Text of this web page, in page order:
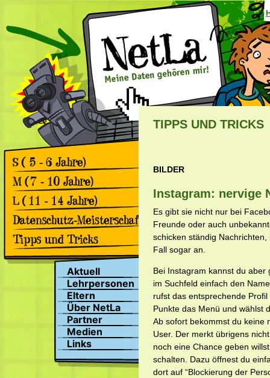
Games
Comics
Games
Comics
Games
Comics
Rückblick 2. Datenschutz-
Meisterschaft
Rückblick 1. Datenschutz-
Meisterschaft
Apps & Facebook
Surfen
Suchen
Aktuell
Lehrpersonen
Eltern
Über NetLa
Partner
Medien
Links
TIPPS UND TRICKS
BILDER
Instagram: nervige
Es gibt sie nicht nur bei
Freunde oder auch
schicken ständig
Fall sogar an.
Bei Instagram kannst du
im Suchfeld einfach den
rufst das entsprechende
Punkte das Menü und wählst
Ab sofort bekommst du keine
User. Der merkt übrigens
noch eine Chance geben
schalten. Dazu öffnest du
dort auf “Blockierung der